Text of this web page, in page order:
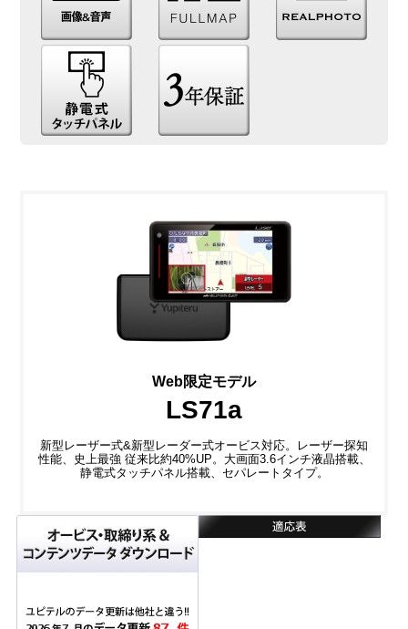
Web限定モデル
LS71a
新型レーザー式&新型レーダー式オービス対応。レーザー探知
性能、史上最強 従来比約40%UP。大画面3.6インチ液晶搭載、
静電式タッチパネル搭載、セパレートタイプ。